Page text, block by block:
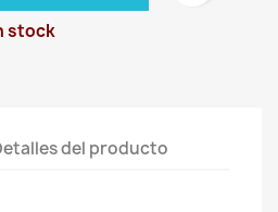
stock
del producto